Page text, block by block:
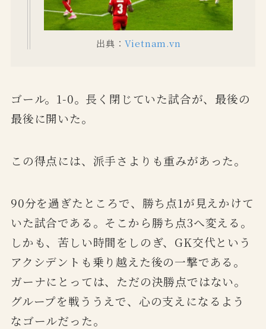
出典： Vietnam.vn
ゴール。1-0。長く閉じていた試合が、最後の
最後に開いた。
この得点には、派手さよりも重みがあった。
90分を過ぎたところで、勝ち点1が見えかけて
いた試合である。そこから勝ち点3へ変える。
しかも、苦しい時間をしのぎ、GK交代という
アクシデントも乗り越えた後の一撃である。
ガーナにとっては、ただの決勝点ではない。
グループを戦ううえで、心の支えになるよう
なゴールだった。